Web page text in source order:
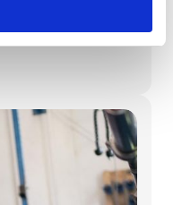
i undersøgelse,
fod- og